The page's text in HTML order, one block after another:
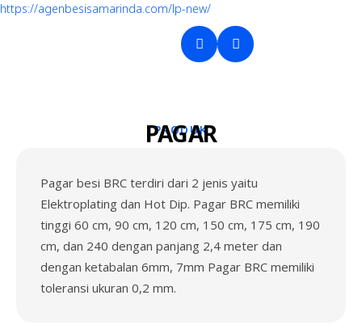
https://agenbesisamarinda.com/lp-new/
PRODUK
PAGAR
Pagar besi BRC terdiri dari 2 jenis yaitu
Elektroplating dan Hot Dip. Pagar BRC memiliki
tinggi 60 cm, 90 cm, 120 cm, 150 cm, 175 cm, 190
cm, dan 240 dengan panjang 2,4 meter dan
dengan ketabalan 6mm, 7mm Pagar BRC memiliki
toleransi ukuran 0,2 mm.